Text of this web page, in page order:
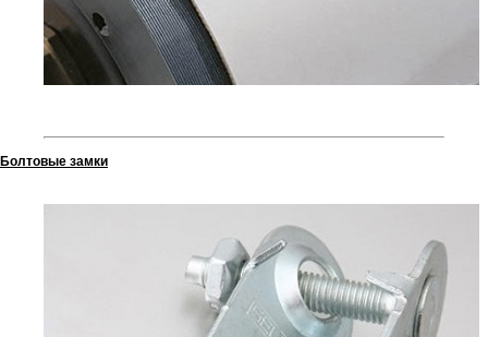
Болтовые замки